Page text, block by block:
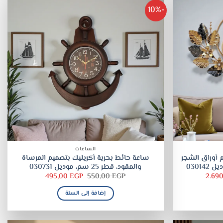
الشجر
السعر
-10%
الساعات
ساعة حائط بحرية أكريليك بتصميم المرساة
والمقود، قطر 25 سم، موديل 030731
550,00EGP السعر
هو:
550,00 EGP.
495,00EGP السعر
إضافة إلى السلة